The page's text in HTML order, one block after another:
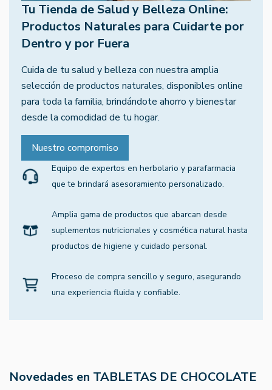
Tu Tienda de Salud y Belleza Online:
Productos Naturales para Cuidarte por
Dentro y por Fuera
Cuida de tu salud y belleza con nuestra amplia
selección de productos naturales, disponibles online
para toda la familia, brindándote ahorro y bienestar
desde la comodidad de tu hogar.
Nuestro compromiso
Equipo de expertos en herbolario y parafarmacia
que te brindará asesoramiento personalizado.
Amplia gama de productos que abarcan desde
suplementos nutricionales y cosmética natural hasta
productos de higiene y cuidado personal.
Proceso de compra sencillo y seguro, asegurando
una experiencia fluida y confiable.
Novedades en TABLETAS DE CHOCOLATE